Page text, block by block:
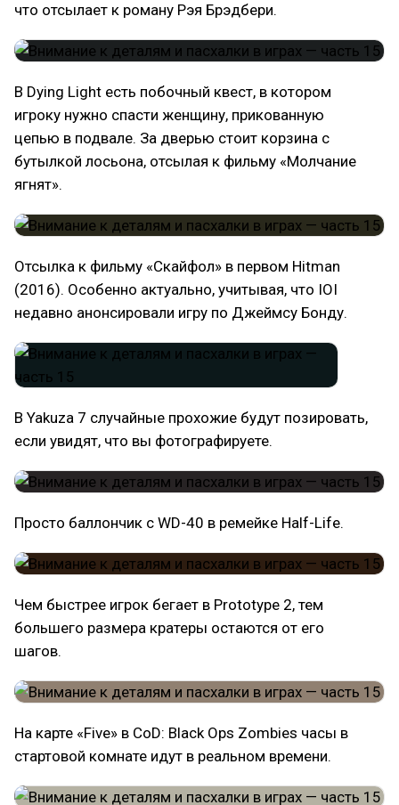
что отсылает к роману Рэя Брэдбери.
В Dying Light есть побочный квест, в котором
игроку нужно спасти женщину, прикованную
цепью в подвале. За дверью стоит корзина с
бутылкой лосьона, отсылая к фильму «Молчание
ягнят».
Отсылка к фильму «Скайфол» в первом Hitman
(2016). Особенно актуально, учитывая, что IOI
недавно анонсировали игру по Джеймсу Бонду.
В Yakuza 7 случайные прохожие будут позировать,
если увидят, что вы фотографируете.
Просто баллончик с WD-40 в ремейке Half-Life.
Чем быстрее игрок бегает в Prototype 2, тем
большего размера кратеры остаются от его
шагов.
На карте «Five» в CoD: Black Ops Zombies часы в
стартовой комнате идут в реальном времени.